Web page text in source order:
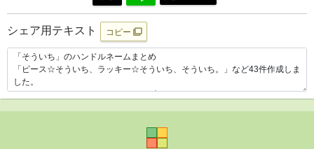
シェア用テキスト コピー